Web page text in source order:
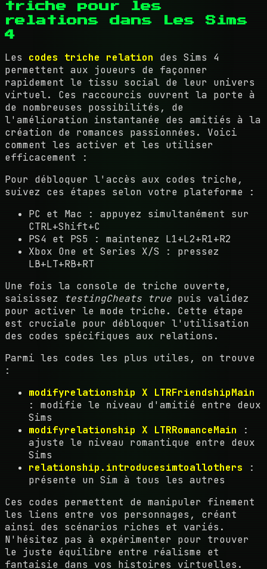
triche pour les
relations dans Les Sims
4
Les codes triche relation des Sims 4
permettent aux joueurs de façonner
rapidement le tissu social de leur univers
virtuel. Ces raccourcis ouvrent la porte à
de nombreuses possibilités, de
l'amélioration instantanée des amitiés à la
création de romances passionnées. Voici
comment les activer et les utiliser
efficacement :
Pour débloquer l'accès aux codes triche,
suivez ces étapes selon votre plateforme :
PC et Mac : appuyez simultanément sur
CTRL+Shift+C
PS4 et PS5 : maintenez L1+L2+R1+R2
Xbox One et Series X/S : pressez
LB+LT+RB+RT
Une fois la console de triche ouverte,
saisissez
testingCheats true puis validez
pour activer le mode triche. Cette étape
est cruciale pour débloquer l'utilisation
des codes spécifiques aux relations.
Parmi les codes les plus utiles, on trouve
:
modifyrelationship X LTRFriendshipMain
: modifie le niveau d'amitié entre deux
Sims
modifyrelationship X LTRRomanceMain :
ajuste le niveau romantique entre deux
Sims
relationship.introducesimtoallothers
:
présente un Sim à tous les autres
Ces codes permettent de manipuler finement
les liens entre vos personnages, créant
ainsi des scénarios riches et variés.
N'hésitez pas à expérimenter pour trouver
le juste équilibre entre réalisme et
fantaisie dans vos histoires virtuelles.